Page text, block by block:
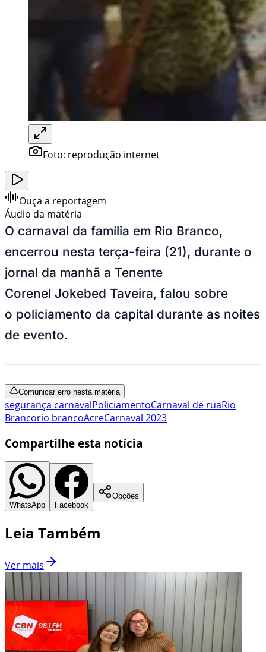
Foto: reprodução internet
Ouça a reportagem
Áudio da matéria
O carnaval da família em Rio Branco,
encerrou nesta terça-feira (21), durante o
jornal da manhã a Tenente
Corenel Jokebed Taveira, falou sobre
o policiamento da capital durante as noites
de evento.
Comunicar erro nesta matéria
segurança carnavalPoliciamentoCarnaval de ruaRio
Brancorio brancoAcreCarnaval 2023
Compartilhe esta notícia
WhatsApp Facebook
Opções
Leia Também
Ver mais